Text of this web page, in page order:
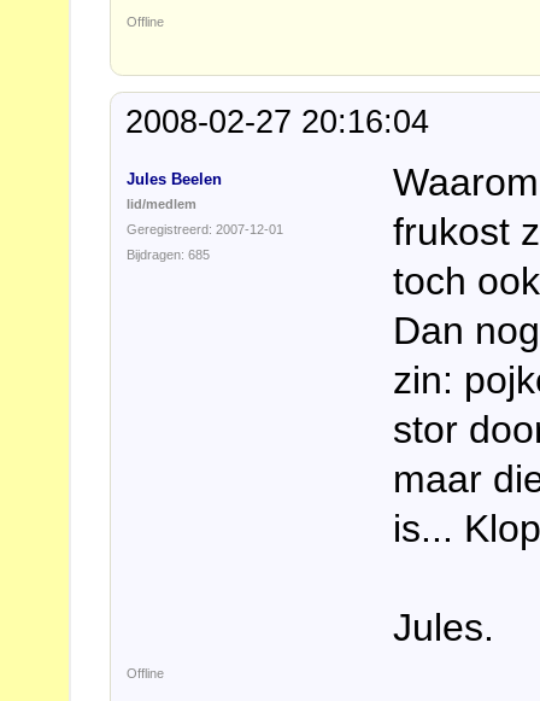
Offline
2008-02-27 20:16:04
Jules Beelen
lid/medlem
Geregistreerd: 2007-12-01
Bijdragen: 685
frukost
toch
Dan
zin:
stor
maar
is...
Jules.
Offline